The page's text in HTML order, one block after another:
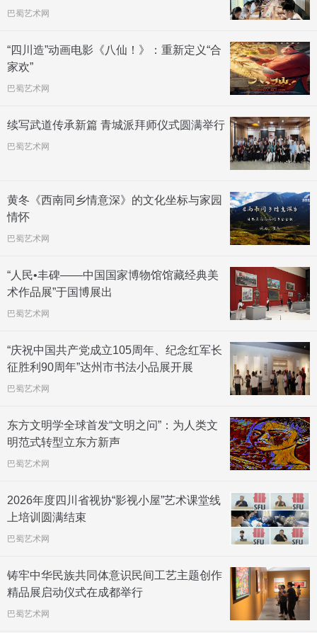
巴蜀艺术网
“四川造”动画电影《八仙！》：重新定义“合
家欢”
巴蜀艺术网
续写武道传承新篇 青城派拜师仪式圆满举行
巴蜀艺术网
黄冬《西南同乡情意深》的文化坐标与家园
情怀
巴蜀艺术网
“人民•丰碑——中国国家博物馆馆藏经典美
术作品展”于国博展出
巴蜀艺术网
“庆祝中国共产党成立105周年、纪念红军长
征胜利90周年”达州市书法小品展开展
巴蜀艺术网
东方文明学全球首发“文明之问”：为人类文
明范式转型立东方新声
巴蜀艺术网
2026年度四川省视协“影视小屋”艺术课堂线
上培训圆满结束
巴蜀艺术网
铸牢中华民族共同体意识民间工艺主题创作
精品展启动仪式在成都举行
巴蜀艺术网